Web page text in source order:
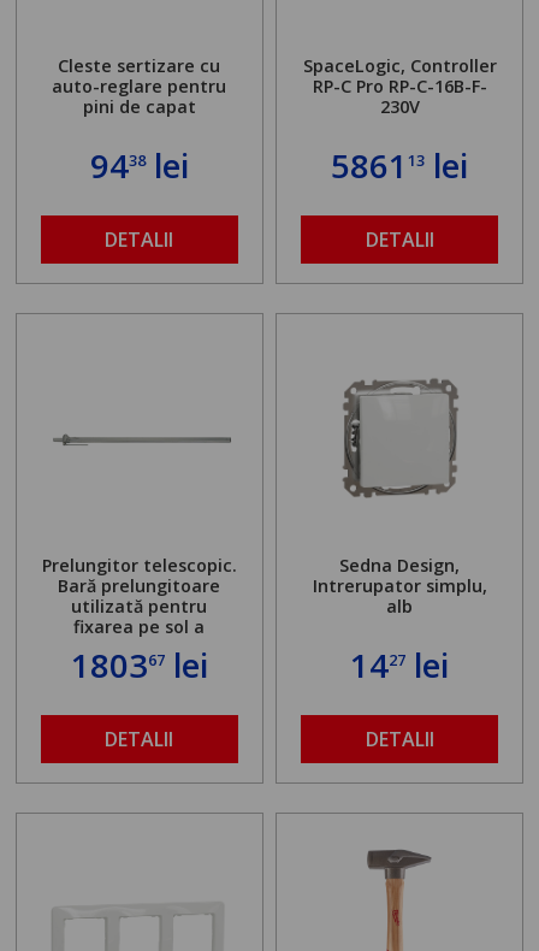
Cleste sertizare cu
auto-reglare pentru
pini de capat
9438lei
DETALII
SpaceLogic, Controller
RP-C Pro RP-C-16B-F-
230V
586113 lei
DETALII
Prelungitor telescopic.
Bară prelungitoare
utilizată pentru
fixarea pe sol a
standului mașinii de
găurit în locul
maximă admisă de 500
kg și înălțime reglabilă
de la 1,8 la 2,9 m
180367lei
DETALII
Sedna Design,
Intrerupator simplu,
alb
1427 lei
DETALII